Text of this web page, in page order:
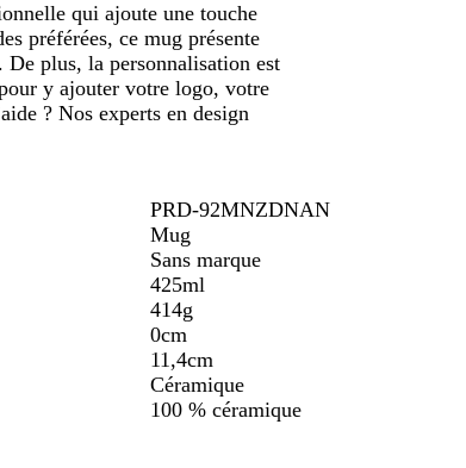
qui ajoute une touche
préférées, ce mug présente
De plus, la personnalisation est
y ajouter votre logo, votre
? Nos experts en design
PRD-92MNZDNAN
Mug
Sans marque
425ml
414g
0cm
11,4cm
Céramique
100 % céramique